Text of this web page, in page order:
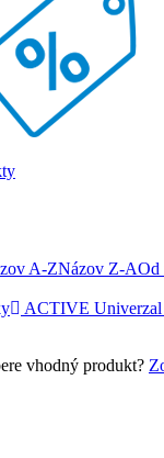
A-ZNázov Z-AOd
ACTIVE Univerzal
vhodný produkt?